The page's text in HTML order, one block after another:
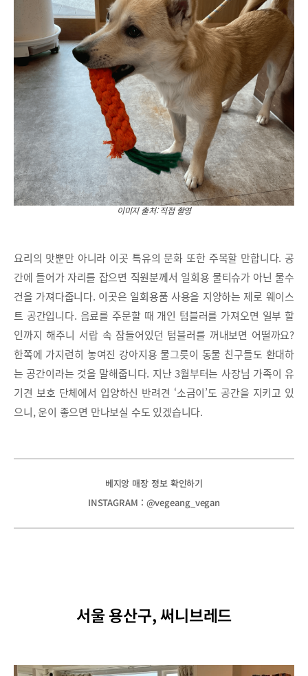
이미지 출처: 직접 촬영
요리의 맛뿐만 아니라 이곳 특유의 문화 또한 주목할 만합니다. 공
간에 들어가 자리를 잡으면 직원분께서 일회용 물티슈가 아닌 물수
건을 가져다줍니다. 이곳은 일회용품 사용을 지양하는 제로 웨이스
트 공간입니다. 음료를 주문할 때 개인 텀블러를 가져오면 일부 할
인까지 해주니 서랍 속 잠들어있던 텀블러를 꺼내보면 어떨까요?
한쪽에 가지런히 놓여진 강아지용 물그릇이 동물 친구들도 환대하
는 공간이라는 것을 말해줍니다. 지난 3월부터는 사장님 가족이 유
기견 보호 단체에서 입양하신 반려견 ‘소금이’도 공간을 지키고 있
으니, 운이 좋으면 만나보실 수도 있겠습니다.
베지앙 매장 정보 확인하기
INSTAGRAM : @vegeang_vegan
서울 용산구, 써니브레드